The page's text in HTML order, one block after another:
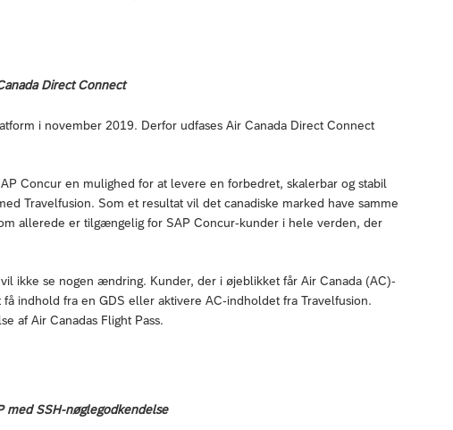
Direct Connect
i november 2019. Derfor udfases Air Canada Direct Connect
Concur en mulighed for at levere en forbedret, skalerbar og stabil
Travelfusion. Som et resultat vil det canadiske marked have samme
allerede er tilgængelig for SAP Concur-kunder i hele verden, der
ikke se nogen ændring. Kunder, der i øjeblikket får Air Canada (AC)-
indhold fra en GDS eller aktivere AC-indholdet fra Travelfusion.
af Air Canadas Flight Pass.
med SSH-nøglegodkendelse